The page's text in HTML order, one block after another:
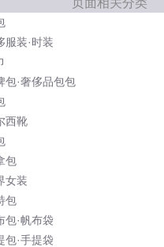
服装·时装
包·奢侈品包包
西靴
包
女装
包
包·帆布袋
包·手提袋